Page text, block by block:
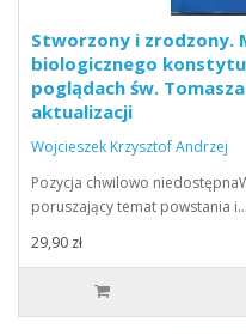
Stworzony i zrodzony.
biologicznego
poglądach św.
aktualizacji
Wojcieszek Krzysztof Andrzej
Pozycja chwilowo
poruszający temat powstania i…
29,90 zł